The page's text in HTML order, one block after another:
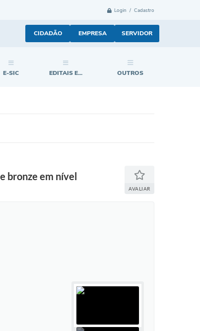
Login / Cadastro
CIDADÃO EMPRESA SERVIDOR
E-SIC EDITAIS E... OUTROS
bronze em nível
AVALIAR